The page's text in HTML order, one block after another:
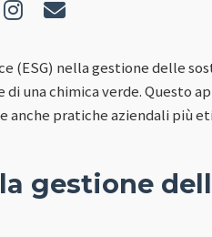
(ESG) nella gestione delle
una chimica verde. Questo
pratiche aziendali più
gestione